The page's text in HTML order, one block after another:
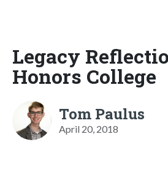
Legacy
Honors College
Tom Paulus
April 20, 2018